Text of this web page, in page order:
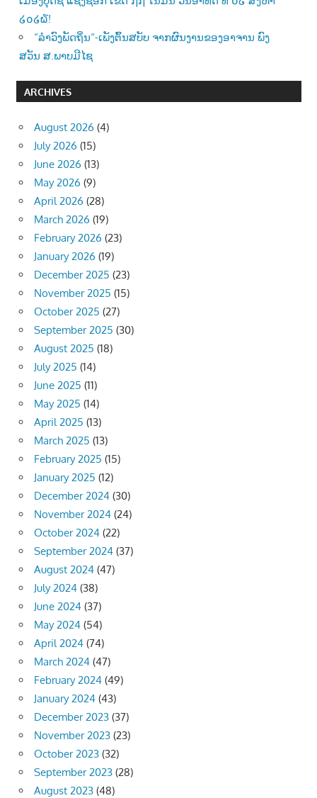
໒໐໒໖!
“ລຳວົງພັດຖິ່ນ“-ເພັງຕົ້ນສບັບ ຈາກຜົນງານຂອງອາຈານ ພົງ
ສວັນ ສ.ພາບມີໄຊ
ARCHIVES
August 2026 (4)
July 2026 (15)
June 2026 (13)
May 2026 (9)
April 2026 (28)
March 2026 (19)
February 2026 (23)
January 2026 (19)
December 2025 (23)
November 2025 (15)
October 2025 (27)
September 2025 (30)
August 2025 (18)
July 2025 (14)
June 2025 (11)
May 2025 (14)
April 2025 (13)
March 2025 (13)
February 2025 (15)
January 2025 (12)
December 2024 (30)
November 2024 (24)
October 2024 (22)
September 2024 (37)
August 2024 (47)
July 2024 (38)
June 2024 (37)
May 2024 (54)
April 2024 (74)
March 2024 (47)
February 2024 (49)
January 2024 (43)
December 2023 (37)
November 2023 (23)
October 2023 (32)
September 2023 (28)
August 2023 (48)